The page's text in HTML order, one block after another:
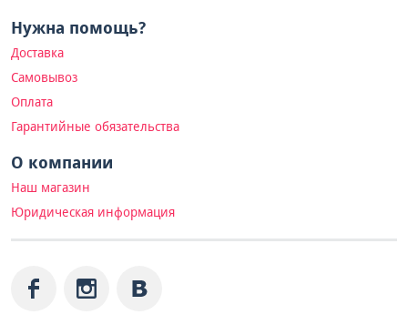
Нужна помощь?
Доставка
Самовывоз
Оплата
Гарантийные обязательства
О компании
Наш магазин
Юридическая информация